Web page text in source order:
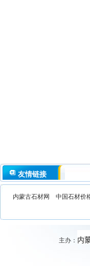
友情链接
内蒙古石材网 中国石材价
主办： 内